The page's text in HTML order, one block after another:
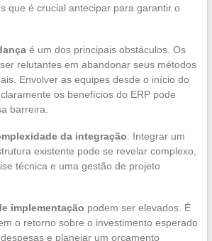
que é crucial antecipar para garantir o
é um dos principais obstáculos. Os
relutantes em abandonar seus métodos
Envolver as equipes desde o início do
os benefícios do ERP pode
barreira.
da integração . Integrar um
existente pode se revelar complexo,
técnica e uma gestão de projeto
implementação podem ser elevados. É
o retorno sobre o investimento esperado
e planejar um orçamento